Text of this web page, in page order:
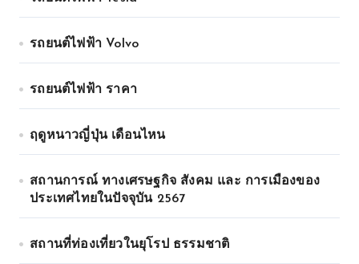
รถยนต์ไฟฟ้า Volvo
รถยนต์ไฟฟ้า ราคา
ฤดูหนาวญี่ปุ่น เดือนไหน
สถานการณ์ ทางเศรษฐกิจ สังคม และ การเมืองของ
ประเทศไทยในปัจจุบัน 2567
สถานที่ท่องเที่ยวในยุโรป ธรรมชาติ